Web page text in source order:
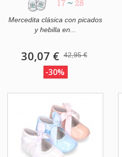
17 ~ 28
Mercedita clásica con picados
y hebilla en...
30,07 € 42,95 €
-30%